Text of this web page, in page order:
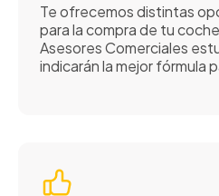
Te ofrecemos distintas
para la compra de tu
Asesores Comerciales
indicarán la mejor fórmula